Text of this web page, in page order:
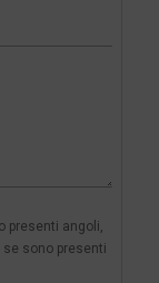
presenti angoli,
sono presenti